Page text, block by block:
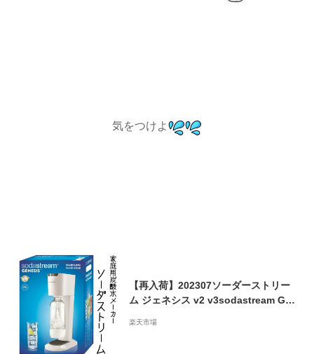
気をつけよ
【再入荷】202307ソーダーストリー
ム ジェネシス v2 v3sodastream GE
ソーダメーカー 炭酸水ジェネシス V2
楽天市場